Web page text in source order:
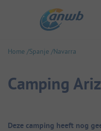
Home Spanje Navarra
Camping
Camping overzicht
Deze camping heeft nog